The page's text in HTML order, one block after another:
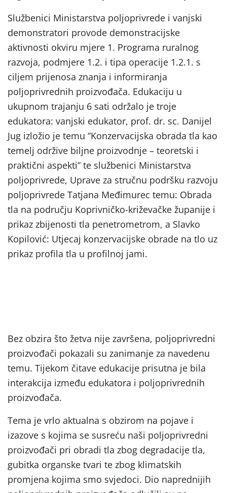
Službenici Ministarstva poljoprivrede i vanjski
demonstratori provode demonstracijske
aktivnosti okviru mjere 1. Programa ruralnog
razvoja, podmjere 1.2. i tipa operacije 1.2.1. s
ciljem prijenosa znanja i informiranja
poljoprivrednih proizvođača. Edukaciju u
ukupnom trajanju 6 sati održalo je troje
edukatora: vanjski edukator, prof. dr. sc. Danijel
Jug izložio je temu “Konzervacijska obrada tla kao
temelj održive biljne proizvodnje – teoretski i
praktični aspekti” te službenici Ministarstva
poljoprivrede, Uprave za stručnu podršku razvoju
poljoprivrede Tatjana Međimurec temu: Obrada
tla na području Koprivničko-križevačke županije i
prikaz zbijenosti tla penetrometrom, a Slavko
Kopilović: Utjecaj konzervacijske obrade na tlo uz
prikaz profila tla u profilnoj jami.
Bez obzira što žetva nije završena, poljoprivredni
proizvođači pokazali su zanimanje za navedenu
temu. Tijekom čitave edukacije prisutna je bila
interakcija između edukatora i poljoprivrednih
proizvođača.
Tema je vrlo aktualna s obzirom na pojave i
izazove s kojima se susreću naši poljoprivredni
proizvođači pri obradi tla zbog degradacije tla,
gubitka organske tvari te zbog klimatskih
promjena kojima smo svjedoci. Dio naprednijih